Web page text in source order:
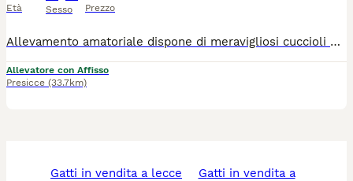
Età Sesso Prezzo
Allevamento amatoriale dispone di meravigliosi cuccioli di vari colori da prenotare sia maschi che femmine dotati di microchip e il ciclo vaccinale e vermifugo completo insieme anche a libretto sanitario contratto gestione cucciolo passaggio di proprietà e tutta la documentazione in regola compresa anche quella dei genitori. È gradito un contatto telefonico e ci sarebbe la possibilità di portarlo al vostro domicilio con un rimborso delle spese
Allevatore con Affisso
Presicce (33.7km)
gatti in vendita a lecce
gatti in vendita a